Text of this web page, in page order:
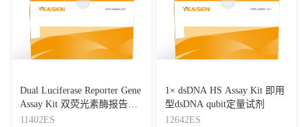
Dual Luciferase Reporter Gene
Assay Kit 双荧光素酶报告基
因检测试剂盒
11402ES
1× dsDNA HS Assay Kit 即用
型dsDNA qubit定量试剂
12642ES